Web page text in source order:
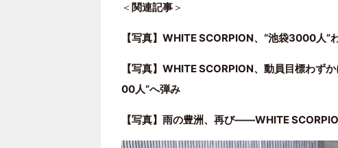
＜関連記事＞
【写真】WHITE SCORPION、“池袋3000人
【写真】WHITE SCORPION、動員目標わず
00人”へ弾み
【写真】雨の豊洲、再び――WHITE